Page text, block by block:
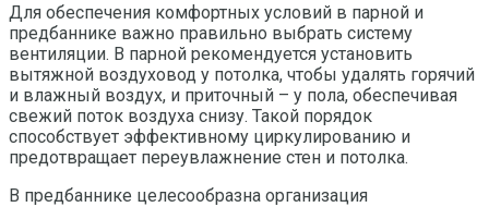
Для обеспечения комфортных условий в парной и
предбаннике важно правильно выбрать систему
вентиляции. В парной рекомендуется установить
вытяжной воздуховод у потолка, чтобы удалять горячий
и влажный воздух, и приточный – у пола, обеспечивая
свежий поток воздуха снизу. Такой порядок
способствует эффективному циркулированию и
предотвращает переувлажнение стен и потолка.
В предбаннике целесообразна организация